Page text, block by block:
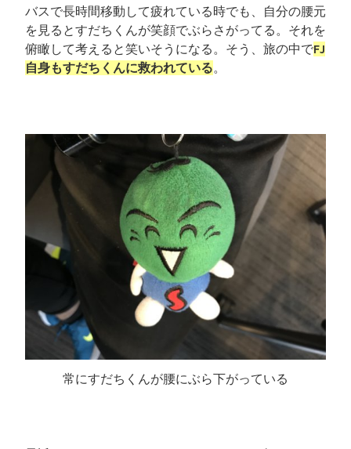
バスで長時間移動して疲れている時でも、自分の腰元
を見るとすだちくんが笑顔でぶらさがってる。それを
俯瞰して考えると笑いそうになる。そう、旅の中でFJ
自身もすだちくんに救われている。
常にすだちくんが腰にぶら下がっている